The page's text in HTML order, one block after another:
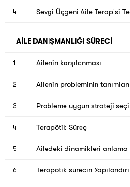
4 Sevgi Üçgeni Aile Terapisi
AİLE DANIŞMANLIĞI SÜRECİ
1 Ailenin karşılanması
2 Ailenin probleminin
3 Probleme uygun strateji
4 Terapötik Süreç
5 Ailedeki dinamikleri anlama
6 Terapötik sürecin